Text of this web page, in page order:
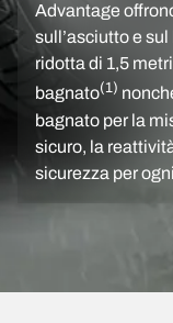
Advantage
sull’asciutto e
ridotta di 1,5
bagnato(1)
bagnato per la
sicuro, la
sicurezza per